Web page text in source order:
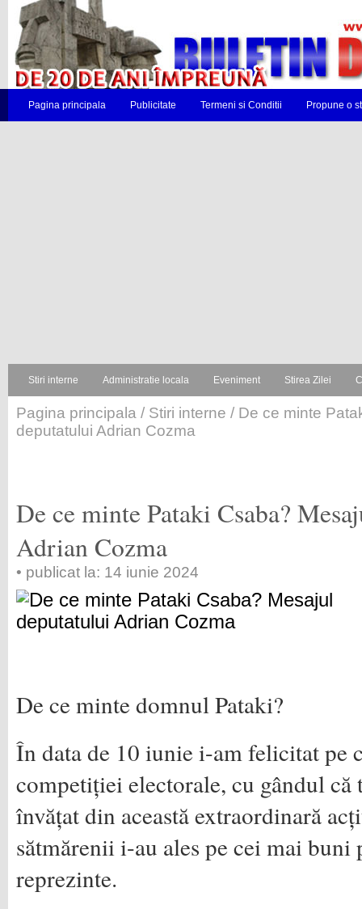
Pagina principala Publicitate Termeni si Conditii Propune o
Stiri interne Administratie locala Eveniment Stirea Zilei
Pagina principala / Stiri interne / De ce minte
deputatului Adrian Cozma
De ce minte Pataki Csaba?
Adrian Cozma
• publicat la: 14 iunie 2024
De ce minte domnul Pataki?
În data de 10 iunie i-am felicitat pe
competiției electorale, cu gândul că
învățat din această extraordinară
sătmărenii i-au ales pe cei mai
reprezinte.